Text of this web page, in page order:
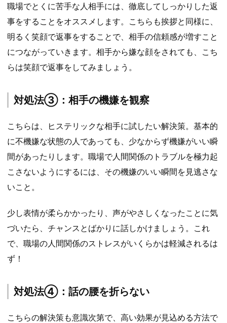
職場でとくに苦手な人相手には、徹底してしっかりした返
事をすることをオススメします。こちらも挨拶と同様に、
明るく笑顔で返事をすることで、相手の信頼感が増すこと
につながっていきます。相手から嫌な顔をされても、こち
らは笑顔で返事をしてみましょう。
対処法③：相手の機嫌を観察
こちらは、ヒステリックな相手に試したい解決策。基本的
に不機嫌な状態の人であっても、少なからず機嫌がいい瞬
間があったりします。職場で人間関係のトラブルを極力起
こさないようにするには、その機嫌のいい瞬間を見逃さな
いこと。
少し表情が柔らかかったり、声がやさしくなったことに気
づいたら、チャンスとばかりに話しかけましょう。これ
で、職場の人間関係のストレスがいくらかは軽減されるは
ず！
対処法④：話の腰を折らない
こちらの解決策も意識次第で、高い効果が見込める方法で